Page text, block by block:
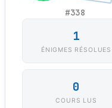
#338
1
ÉNIGMES RÉSOLUES
0
COURS LUS